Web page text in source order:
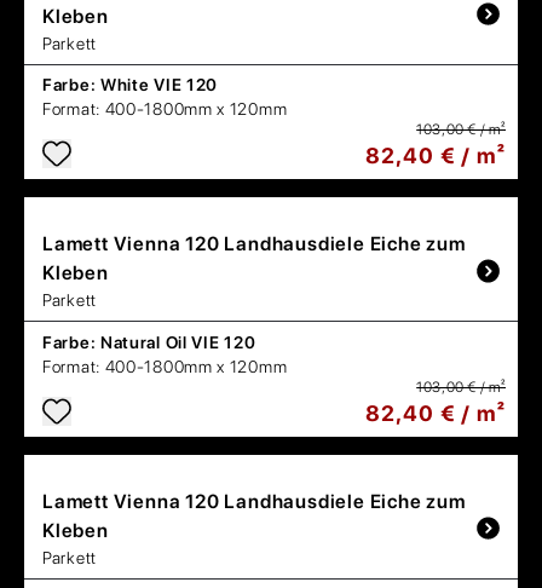
Kleben
Parkett
Farbe: White VIE 120
Format: 400-1800mm x 120mm
103,00 € / m²
82,40 € / m²
Lamett Vienna 120 Landhausdiele Eiche zum
Kleben
Parkett
Farbe: Natural Oil VIE 120
Format: 400-1800mm x 120mm
103,00 € / m²
82,40 € / m²
Lamett Vienna 120 Landhausdiele Eiche zum
Kleben
Parkett